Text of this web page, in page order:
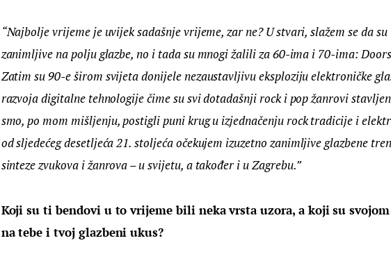
“Najbolje vrijeme je uvijek sadašnje vrijeme, zar ne? U stvari, slažem se da su
zanimljive na polju glazbe, no i tada su mnogi žalili za 60-ima i 70-ima:
Zatim su 90-e širom svijeta donijele nezaustavljivu eksploziju elektroničke
razvoja digitalne tehnologije čime su svi dotadašnji rock i pop žanrovi
smo, po mom mišljenju, postigli puni krug u izjednačenju rock tradicije i
od sljedećeg desetljeća 21. stoljeća očekujem izuzetno zanimljive glazbene
sinteze zvukova i žanrova – u svijetu, a također i u Zagrebu.”
Koji su ti bendovi u to vrijeme bili neka vrsta uzora, a koji su
na tebe i tvoj glazbeni ukus?